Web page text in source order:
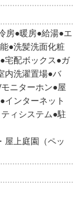
房 暖房 給湯 エ
洗髪洗面化粧
宅配ボックス ガ
内洗濯置場 バ
モニターホン 屋
インターネット
ィシステム 駐
屋上庭園（ペッ